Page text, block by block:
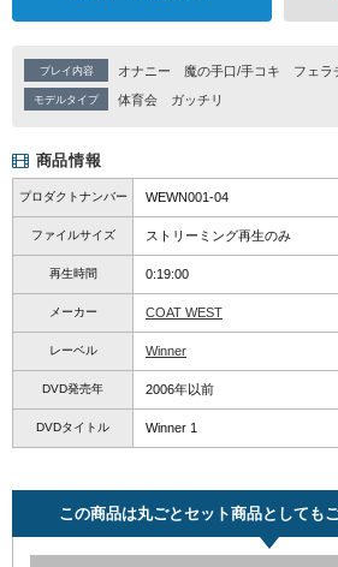
プレイ内容 オナニー 魔の手口/手コキ フェラ
モデルタイプ 体育会 ガッチリ
商品情報
プロダクトナンバー WEWN001-04
ファイルサイズ ストリーミング再生のみ
再生時間 0:19:00
メーカー COAT WEST
レーベル Winner
DVD発売年 2006年以前
DVDタイトル Winner 1
この商品は丸ごとセット商品としても